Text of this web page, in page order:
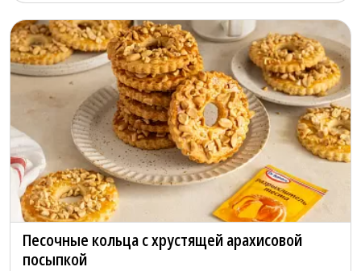
Песочные кольца с хрустящей арахисовой
посыпкой